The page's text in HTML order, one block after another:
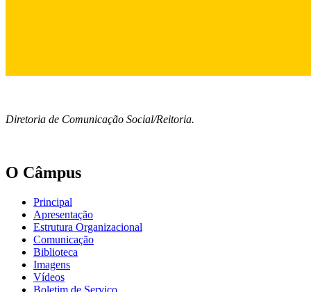
Diretoria de Comunicação Social/Reitoria.
O Câmpus
Principal
Apresentação
Estrutura Organizacional
Comunicação
Biblioteca
Imagens
Vídeos